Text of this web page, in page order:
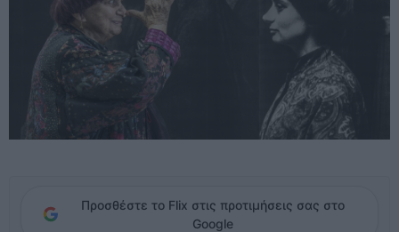
Προσθέστε το Flix στις προτιμήσεις σας στο
Google